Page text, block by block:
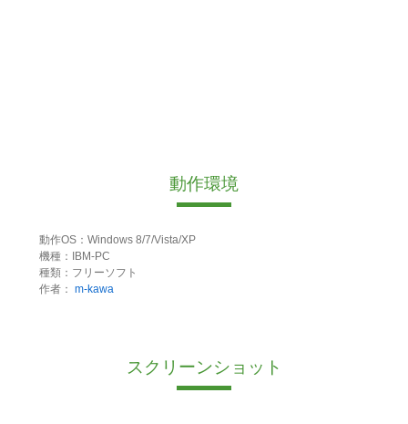
動作環境
動作OS：Windows 8/7/Vista/XP
機種：IBM-PC
種類：フリーソフト
作者： m-kawa
スクリーンショット